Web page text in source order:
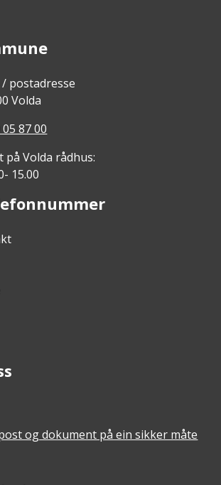
postadresse
Volda
05 87 00
Volda rådhus:
15.00
og dokument på ein sikker måte